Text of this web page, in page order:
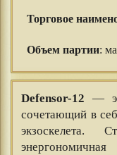
Торговое
Объем партии:
Defensor-12 —
сочетающий в
экзоскелета.